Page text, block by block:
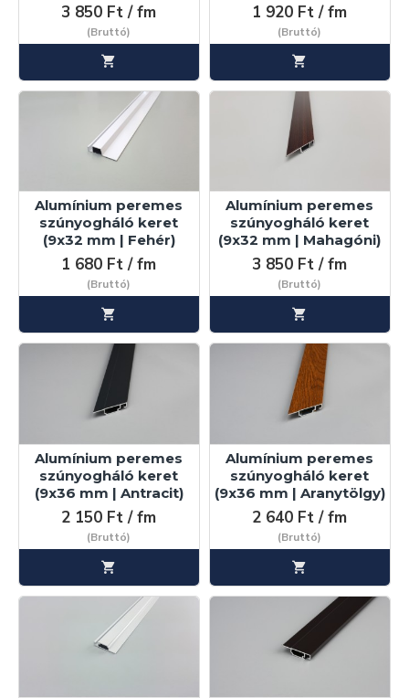
3 850 Ft / fm
(Bruttó)
1 920 Ft / fm
(Bruttó)
Alumínium peremes
szúnyogháló keret
(9x32 mm | Fehér)
1 680 Ft / fm
(Bruttó)
Alumínium peremes
szúnyogháló keret
(9x32 mm | Mahagóni)
3 850 Ft / fm
(Bruttó)
Alumínium peremes
szúnyogháló keret
(9x36 mm | Antracit)
2 150 Ft / fm
(Bruttó)
Alumínium peremes
szúnyogháló keret
(9x36 mm | Aranytölgy)
2 640 Ft / fm
(Bruttó)